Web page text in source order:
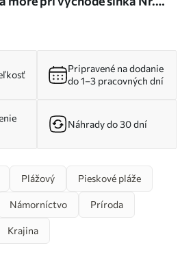
Pripravené na dodanie
do 1–3 pracovných dní
Náhrady do 30 dní
Plážový Pieskové pláže
Námorníctvo Príroda
Krajina